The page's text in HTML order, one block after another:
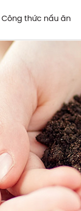
Công thức nấu ăn